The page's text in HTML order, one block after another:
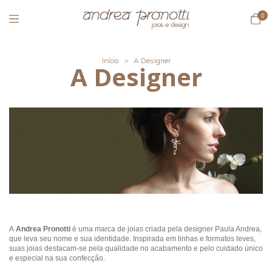
0
Início > A Designer
A Designer
A Andrea Pronotti é uma marca de joias criada pela designer Paula Andrea,
que leva seu nome e sua identidade. Inspirada em linhas e formatos leves,
suas joias destacam-se pela qualidade no acabamento e pelo cuidado único
e especial na sua confecção.